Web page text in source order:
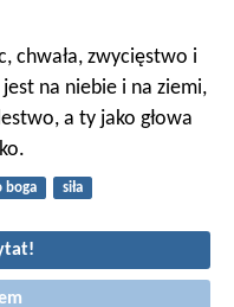
chwała, zwycięstwo i
na niebie i na ziemi,
a ty jako głowa
boga siła